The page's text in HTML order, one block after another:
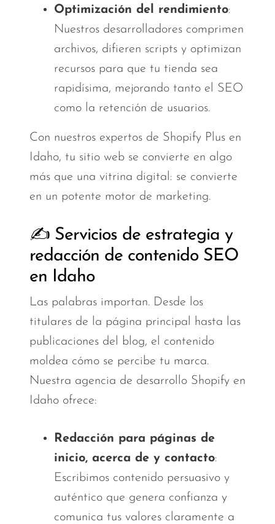
Optimización del rendimiento:
Nuestros desarrolladores comprimen
archivos, difieren scripts y optimizan
recursos para que tu tienda sea
rapidísima, mejorando tanto el SEO
como la retención de usuarios.
Con nuestros expertos de Shopify Plus en
Idaho, tu sitio web se convierte en algo
más que una vitrina digital: se convierte
en un potente motor de marketing.
✍️ Servicios de estrategia y
redacción de contenido SEO
en Idaho
Las palabras importan. Desde los
titulares de la página principal hasta las
publicaciones del blog, el contenido
moldea cómo se percibe tu marca.
Nuestra agencia de desarrollo Shopify en
Idaho ofrece:
Redacción para páginas de
inicio, acerca de y contacto:
Escribimos contenido persuasivo y
auténtico que genera confianza y
comunica tus valores claramente a